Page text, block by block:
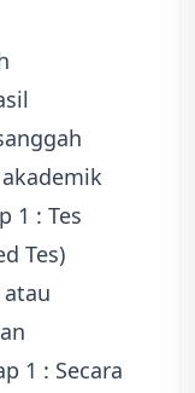
1 : Tes
Tes)
1 : Secara